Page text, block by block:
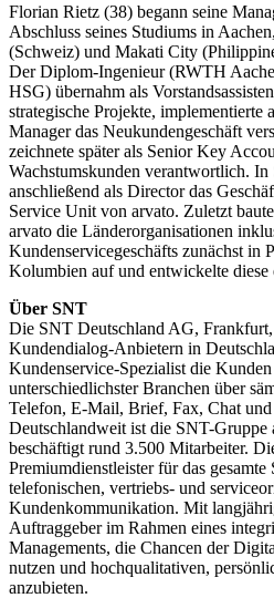
Florian Rietz (38) begann seine
Abschluss seines Studiums in
(Schweiz) und Makati City
Der Diplom-Ingenieur (RWTH
HSG) übernahm als
strategische Projekte, implementierte
Manager das Neukundengeschäft
zeichnete später als Senior Key
Wachstumskunden verantwortlich. In
anschließend als Director das
Service Unit von arvato. Zuletzt
arvato die Länderorganisationen
Kundenservicegeschäfts zunächst in
Kolumbien auf und entwickelte diese
Über SNT
Die SNT Deutschland AG,
Kundendialog-Anbietern in
Kundenservice-Spezialist die
unterschiedlichster Branchen über
Telefon, E-Mail, Brief, Fax, Chat
Deutschlandweit ist die SNT-Gruppe
beschäftigt rund 3.500 Mitarbeiter.
Premiumdienstleister für das
telefonischen, vertriebs- und
Kundenkommunikation. Mit
Auftraggeber im Rahmen eines
Managements, die Chancen der
nutzen und hochqualitativen,
anzubieten.